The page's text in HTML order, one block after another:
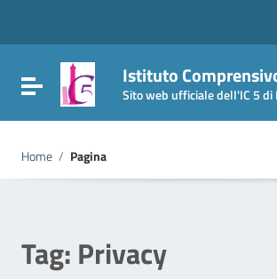
Vai al footer
Attiva / disattiva la navigazione
Istituto
Sito web ufficiale dell'IC 5 di
Home / Pagina
Tag: Privacy